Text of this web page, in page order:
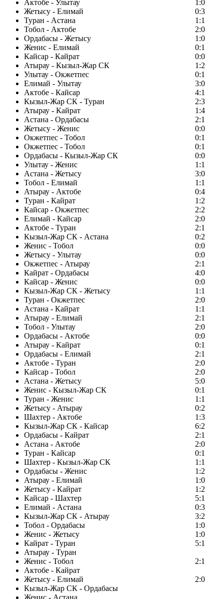
Актобе - Улытау
1:0
Жетысу - Елимай
0:3
Туран - Астана
1:1
Тобол - Актобе
2:0
Ордабасы - Жетысу
1:0
Женис - Елимай
0:1
Кайсар - Кайрат
0:0
Атырау - Кызыл-Жар СК
1:2
Улытау - Окжетпес
0:1
Елимай - Улытау
3:0
Актобе - Кайсар
4:1
Кызыл-Жар СК - Туран
2:3
Атырау - Кайрат
1:4
Астана - Ордабасы
2:1
Жетысу - Женис
0:0
Окжетпес - Тобол
0:1
Окжетпес - Тобол
0:1
Ордабасы - Кызыл-Жар СК
0:0
Улытау - Женис
1:1
Астана - Жетысу
3:0
Тобол - Елимай
1:1
Атырау - Актобе
0:4
Туран - Кайрат
1:2
Кайсар - Окжетпес
2:2
Елимай - Кайсар
2:0
Актобе - Туран
2:1
Кызыл-Жар СК - Астана
0:2
Женис - Тобол
0:0
Жетысу - Улытау
0:0
Окжетпес - Атырау
2:1
Кайрат - Ордабасы
4:0
Кайсар - Женис
0:0
Кызыл-Жар СК - Жетысу
1:1
Туран - Окжетпес
2:0
Астана - Кайрат
1:1
Атырау - Елимай
2:1
Тобол - Улытау
2:0
Ордабасы - Актобе
0:0
Атырау - Кайрат
0:1
Ордабасы - Елимай
2:1
Актобе - Туран
2:0
Кайсар - Тобол
2:0
Астана - Жетысу
5:0
Женис - Кызыл-Жар СК
0:1
Туран - Женис
1:1
Жетысу - Атырау
0:2
Шахтер - Актобе
1:3
Кызыл-Жар СК - Кайсар
6:2
Ордабасы - Кайрат
2:1
Астана - Актобе
2:0
Туран - Кайсар
0:1
Шахтер - Кызыл-Жар СК
1:1
Ордабасы - Женис
1:2
Атырау - Елимай
1:0
Жетысу - Кайрат
1:2
Кайсар - Шахтер
5:1
Елимай - Астана
0:3
Кызыл-Жар СК - Атырау
3:2
Тобол - Ордабасы
1:0
Женис - Жетысу
1:0
Кайрат - Туран
5:1
Атырау - Туран
Женис - Тобол
2:1
Актобе - Кайрат
Жетысу - Елимай
2:0
Кызыл-Жар СК - Ордабасы